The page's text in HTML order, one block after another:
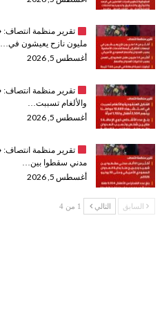
تقرير منظمة انتصاف:
مليون نازح يعيشون في…
أغسطس 5, 2026
تقرير منظمة انتصاف:
والألغام تسببت…
أغسطس 5, 2026
تقرير منظمة انتصاف:
مدني سقطوا بين…
أغسطس 5, 2026
السابق التالي 1 من 4